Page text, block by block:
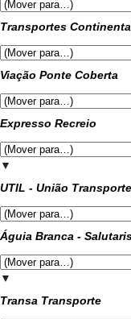
Transportes
Viação Ponte Coberta
Expresso Recreio
▼
UTIL - União
Águia Branca -
▼
Transa Transporte